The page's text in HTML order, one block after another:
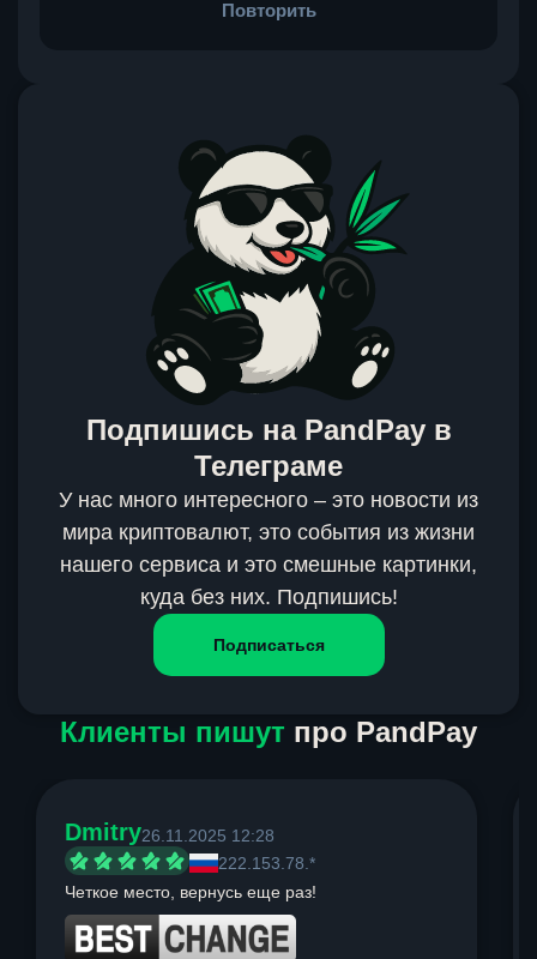
Повторить
Подпишись на PandPay в
Телеграме
У нас много интересного – это новости из
мира криптовалют, это события из жизни
нашего сервиса и это смешные картинки,
куда без них. Подпишись!
Подписаться
Клиенты пишут про PandPay
Dmitry26.11.2025 12:28
222.153.78.*
Четкое место, вернусь еще раз!